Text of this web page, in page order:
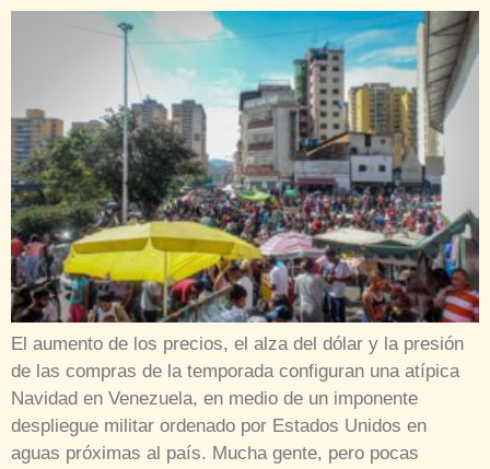
El aumento de los precios, el alza del dólar y la presión
de las compras de la temporada configuran una atípica
Navidad en Venezuela, en medio de un imponente
despliegue militar ordenado por Estados Unidos en
aguas próximas al país. Mucha gente, pero pocas